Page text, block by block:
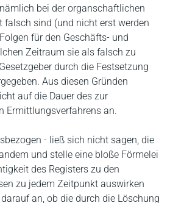
bei der organschaftlichen
falsch sind (und nicht erst werden
für den Geschäfts- und
Zeitraum sie als falsch zu
durch die Festsetzung
Aus diesen Gründen
auf die Dauer des zur
Ermittlungsverfahrens an.
- ließ sich nicht sagen, die
und stelle eine bloße Förmelei
des Registers zu den
zu jedem Zeitpunkt auswirken
an, ob die durch die Löschung